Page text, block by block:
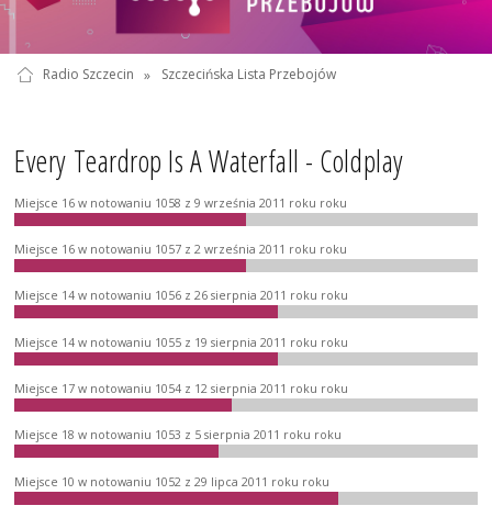
Radio Szczecin » Szczecińska Lista Przebojów
Every Teardrop Is A Waterfall - Coldplay
Miejsce 16 w notowaniu 1058 z 9 września 2011 roku roku
Miejsce 16 w notowaniu 1057 z 2 września 2011 roku roku
Miejsce 14 w notowaniu 1056 z 26 sierpnia 2011 roku roku
Miejsce 14 w notowaniu 1055 z 19 sierpnia 2011 roku roku
Miejsce 17 w notowaniu 1054 z 12 sierpnia 2011 roku roku
Miejsce 18 w notowaniu 1053 z 5 sierpnia 2011 roku roku
Miejsce 10 w notowaniu 1052 z 29 lipca 2011 roku roku